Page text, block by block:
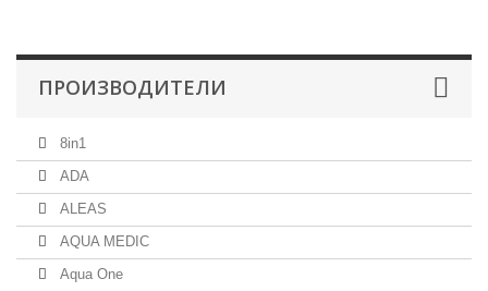
ПРОИЗВОДИТЕЛИ
8in1
ADA
ALEAS
AQUA MEDIC
Aqua One